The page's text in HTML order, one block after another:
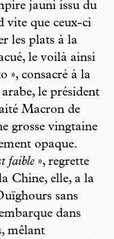
jauni issu du
vite que ceux-ci
les plats à la
le voilà ainsi
», consacré à la
le président
Macron de
grosse vingtaine
opaque.
faible », regrette
Chine, elle, a la
sans
dans
mêlant